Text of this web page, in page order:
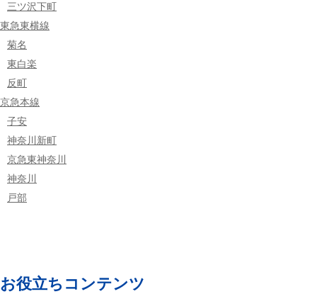
三ツ沢下町
東急東横線
菊名
東白楽
反町
京急本線
子安
神奈川新町
京急東神奈川
神奈川
戸部
お役立ちコンテンツ